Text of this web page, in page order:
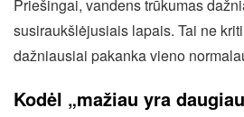
Priešingai, vandens trūkumas
susiraukšlėjusiais lapais. Tai ne
dažniausiai pakanka vieno
Kodėl „mažiau yra